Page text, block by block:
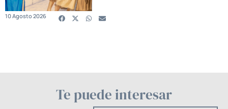
10 Agosto 2026
Te puede interesar